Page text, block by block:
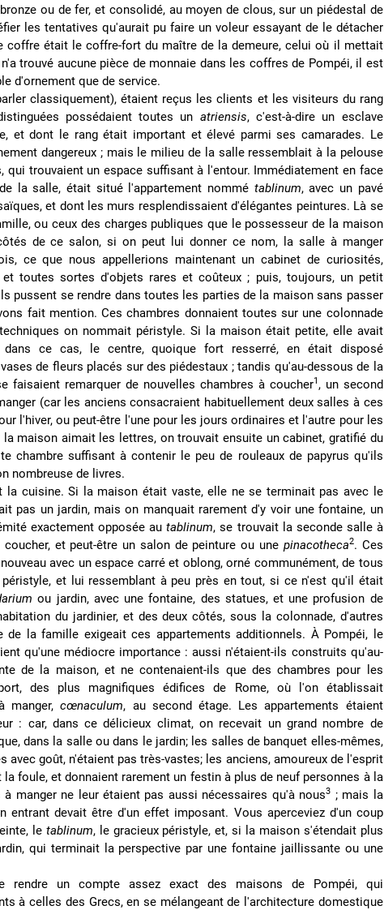
ou de fer, et consolidé, au moyen de clous, sur un piédestal de
les tentatives qu'aurait pu faire un voleur essayant de le détacher
coffre était le coffre-fort du maître de la demeure, celui où il mettait
trouvé aucune pièce de monnaie dans les coffres de Pompéi, il est
d'ornement que de service.
classiquement), étaient reçus les clients et les visiteurs du rang
possédaient toutes un atriensis, c'est-à-dire un esclave
et dont le rang était important et élevé parmi ses camarades. Le
dangereux ; mais le milieu de la salle ressemblait à la pelouse
qui trouvaient un espace suffisant à l'entour. Immédiatement en face
la salle, était situé l'appartement nommé tablinum, avec un pavé
et dont les murs resplendissaient d'élégantes peintures. Là se
ou ceux des charges publiques que le possesseur de la maison
de ce salon, si on peut lui donner ce nom, la salle à manger
ce que nous appellerions maintenant un cabinet de curiosités,
et toutes sortes d'objets rares et coûteux ; puis, toujours, un petit
pussent se rendre dans toutes les parties de la maison sans passer
fait mention. Ces chambres donnaient toutes sur une colonnade
on nommait péristyle. Si la maison était petite, elle avait
ce cas, le centre, quoique fort resserré, en était disposé
de fleurs placés sur des piédestaux ; tandis qu'au-dessous de la
faisaient remarquer de nouvelles chambres à coucher1 , un second
(car les anciens consacraient habituellement deux salles à ces
l'hiver, ou peut-être l'une pour les jours ordinaires et l'autre pour les
maison aimait les lettres, on trouvait ensuite un cabinet, gratifié du
chambre suffisant à contenir le peu de rouleaux de papyrus qu'ils
nombreuse de livres.
la cuisine. Si la maison était vaste, elle ne se terminait pas avec le
pas un jardin, mais on manquait rarement d'y voir une fontaine, un
exactement opposée autablinum, se trouvait la seconde salle à
et peut-être un salon de peinture ou une pinacotheca2. Ces
avec un espace carré et oblong, orné communément, de tous
et lui ressemblant à peu près en tout, si ce n'est qu'il était
ou jardin, avec une fontaine, des statues, et une profusion de
du jardinier, et des deux côtés, sous la colonnade, d'autres
de la famille exigeait ces appartements additionnels. À Pompéi, le
qu'une médiocre importance : aussi n'étaient-ils construits qu'au-
de la maison, et ne contenaient-ils que des chambres pour les
des plus magnifiques édifices de Rome, où l'on établissait
manger,cœnaculum, au second étage. Les appartements étaient
: car, dans ce délicieux climat, on recevait un grand nombre de
dans la salle ou dans le jardin; les salles de banquet elles-mêmes,
avec goût, n'étaient pas très-vastes; les anciens, amoureux de l'esprit
foule, et donnaient rarement un festin à plus de neuf personnes à la
manger ne leur étaient pas aussi nécessaires qu'à nous3 ; mais la
entrant devait être d'un effet imposant. Vous aperceviez d'un coup
le tablinum, le gracieux péristyle, et, si la maison s'étendait plus
qui terminait la perspective par une fontaine jaillissante ou une
rendre un compte assez exact des maisons de Pompéi, qui
à celles des Grecs, en se mélangeant de l'architecture domestique